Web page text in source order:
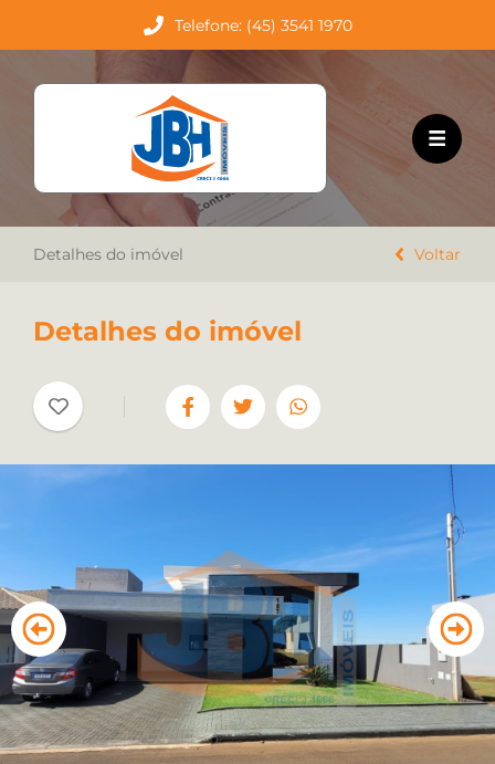
Telefone: (45) 3541 1970
HOME
EMPREENDIMENTOS
VENDA
LOCAÇÃO
Favoritos
Cadastre seu imóvel
Vendas: (45) 99122 2323
Locação: (45) 99922 8925
Detalhes do imóvel Voltar
Detalhes do imóvel